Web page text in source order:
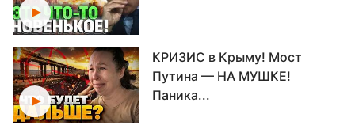
КРИЗИС в Крыму! Мост
Путина — НА МУШКЕ!
Паника...